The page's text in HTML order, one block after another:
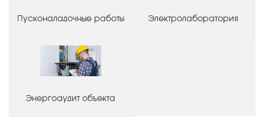
Пусконаладочные работы Электролаборатория
Энергоаудит объекта